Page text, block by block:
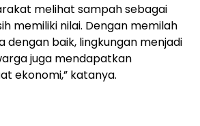
melihat sampah sebagai
memiliki nilai. Dengan memilah
dengan baik, lingkungan menjadi
juga mendapatkan
ekonomi,” katanya.